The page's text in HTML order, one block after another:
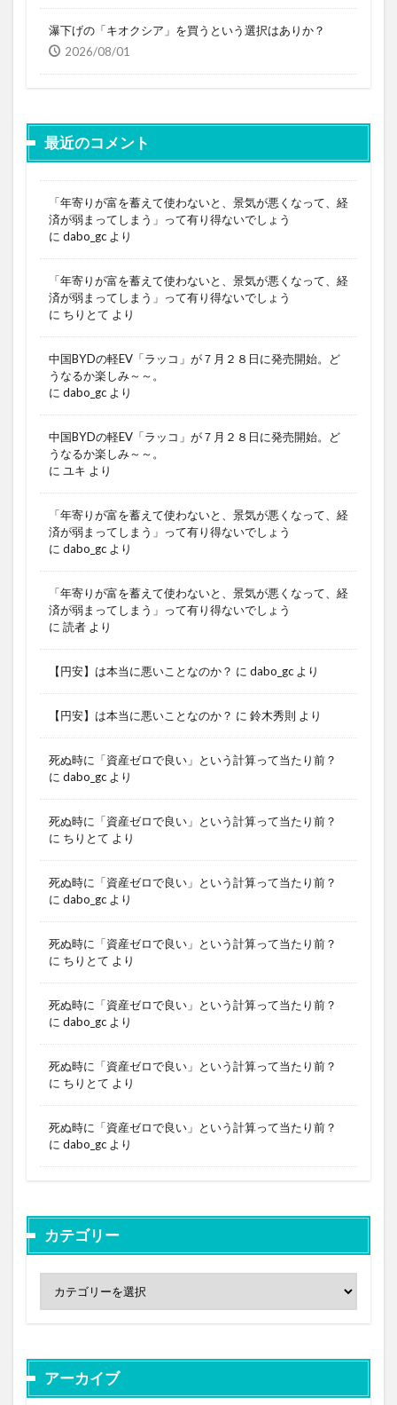
瀑下げの「キオクシア」を買うという選択はありか？
2026/08/01
最近のコメント
「年寄りが富を蓄えて使わないと、景気が悪くなって、経
済が弱まってしまう」って有り得ないでしょう
に dabo_gc より
「年寄りが富を蓄えて使わないと、景気が悪くなって、経
済が弱まってしまう」って有り得ないでしょう
に ちりとて より
中国BYDの軽EV「ラッコ」が７月２８日に発売開始。ど
うなるか楽しみ～～。
に dabo_gc より
中国BYDの軽EV「ラッコ」が７月２８日に発売開始。ど
うなるか楽しみ～～。
に ユキ より
「年寄りが富を蓄えて使わないと、景気が悪くなって、経
済が弱まってしまう」って有り得ないでしょう
に dabo_gc より
「年寄りが富を蓄えて使わないと、景気が悪くなって、経
済が弱まってしまう」って有り得ないでしょう
に 読者 より
【円安】は本当に悪いことなのか？ に dabo_gc より
【円安】は本当に悪いことなのか？ に 鈴木秀則 より
死ぬ時に「資産ゼロで良い」という計算って当たり前？
に dabo_gc より
死ぬ時に「資産ゼロで良い」という計算って当たり前？
に ちりとて より
死ぬ時に「資産ゼロで良い」という計算って当たり前？
に dabo_gc より
死ぬ時に「資産ゼロで良い」という計算って当たり前？
に ちりとて より
死ぬ時に「資産ゼロで良い」という計算って当たり前？
に dabo_gc より
死ぬ時に「資産ゼロで良い」という計算って当たり前？
に ちりとて より
死ぬ時に「資産ゼロで良い」という計算って当たり前？
に dabo_gc より
カテゴリー
アーカイブ